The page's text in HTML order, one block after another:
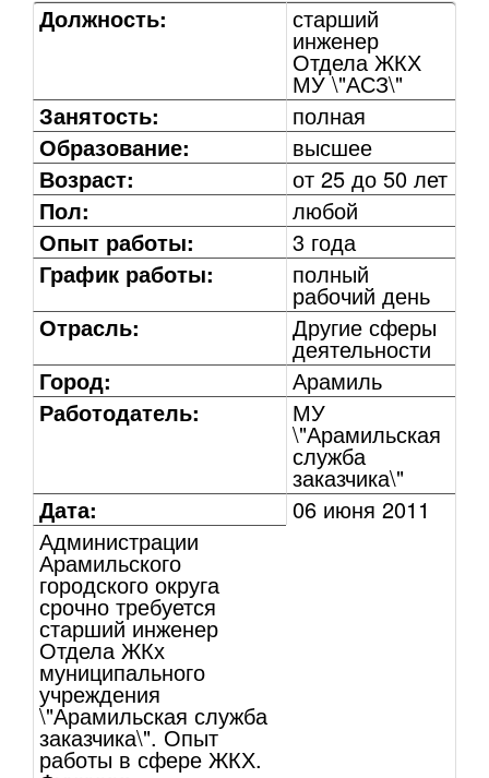
Должность:
старший
инженер
Отдела ЖКХ
МУ \"АСЗ\"
Занятость:
полная
Образование:
высшее
Возраст:
от 25 до 50 лет
Пол:
любой
Опыт работы:
3 года
График работы:
полный
рабочий день
Отрасль:
Другие сферы
деятельности
Город:
Арамиль
Работодатель:
МУ
\"Арамильская
служба
заказчика\"
Дата:
06 июня 2011
Администрации
Арамильского
городского округа
срочно требуется
старший инженер
Отдела ЖКх
муниципального
учреждения
\"Арамильская служба
заказчика\". Опыт
работы в сфере ЖКХ.